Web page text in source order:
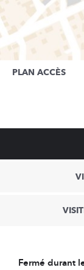
PLAN ACCÈS
Fermé durant